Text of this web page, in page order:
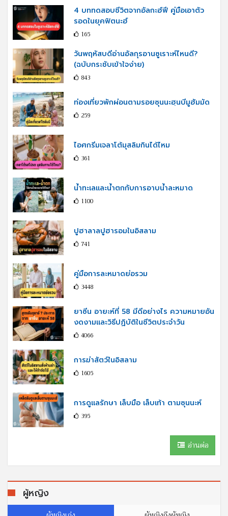
4 บททดสอบชีวิตจากอัลกะฮ์ฟี คู่มือเอาตัว
รอดในยุคฟิตนะฮ์
165
วันพฤหัสบดีอ่านอัลกุรอานซูเราะห์ไหนดี?
(ฉบับกระชับเข้าใจง่าย)
843
ท่องเที่ยวพักผ่อนตามรอยซุนนะฮฺนบีมูฮัมมัด
259
ไอศกรีมเจลาโต้มุสลิมกินได้ไหม
361
น้ำทะเลและน้ำตกกับการอาบน้ำละหมาด
1100
ปูฮาลาลปูฮารอมในอิสลาม
741
คู่มือการละหมาดย่อรวม
3448
ยาซีน อายะห์ที่ 58 มีดีอย่างไร ความหมายอัน
งดงามและวิธีปฏิบัติในชีวิตประจำวัน
4066
การฆ่าสัตว์ในอิสลาม
1605
การดูแลรักษา เล็บมือ เล็บเท้า ตามซุนนะห์
395
อ่านต่อ
ผู้หญิง